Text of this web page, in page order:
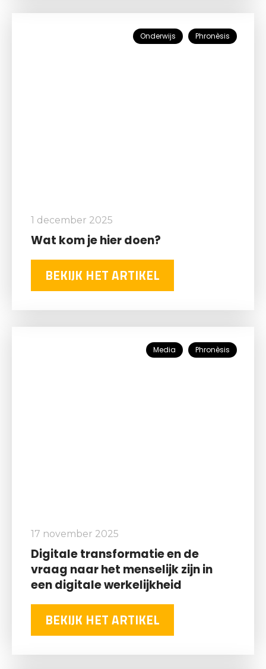
Onderwijs Phronèsis
1 december 2025
Wat kom je hier doen?
BEKIJK HET ARTIKEL
Media Phronèsis
17 november 2025
Digitale transformatie en de
vraag naar het menselijk zijn in
een digitale werkelijkheid
BEKIJK HET ARTIKEL